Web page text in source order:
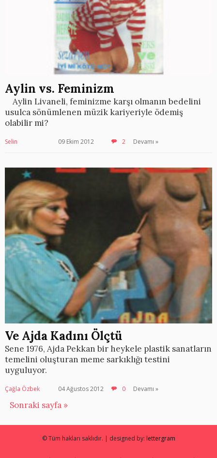
Aylin vs. Feminizm
Aylin Livaneli, feminizme karşı olmanın bedelini
usulca sönümlenen müzik kariyeriyle ödemiş
olabilir mi?
Selin 09 Ekim 2012 2 Devamı »
Ve Ajda Kadını Ölçtü
Sene 1976, Ajda Pekkan bir heykele plastik sanatların
temelini oluşturan meme sarkıklığı testini
uyguluyor.
Çağla Özbek 04 Ağustos 2012 0 Devamı »
Sonraki sayfa »
© Tüm hakları saklıdır. | designed by: lettergram